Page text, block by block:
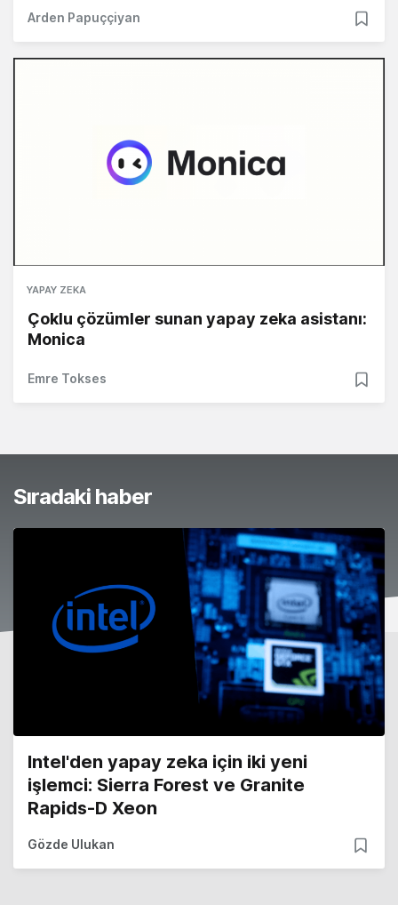
Arden Papuççiyan
YAPAY ZEKA
Çoklu çözümler sunan yapay zeka asistanı:
Monica
Emre Tokses
Sıradaki haber
Intel'den yapay zeka için iki yeni
işlemci: Sierra Forest ve Granite
Rapids-D Xeon
Gözde Ulukan